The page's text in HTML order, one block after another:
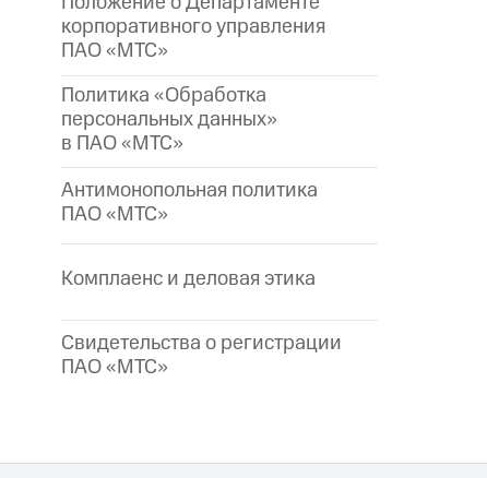
корпоративного управления
ПАО «МТС»
Политика «Обработка
персональных данных»
в ПАО «МТС»
Антимонопольная политика
ПАО «МТС»
Комплаенс и деловая этика
Свидетельства о регистрации
ПАО «МТС»